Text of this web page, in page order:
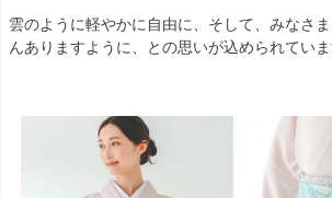
雲のように軽やかに自由に、そして、みなさ
んありますように、との思いが込められていま